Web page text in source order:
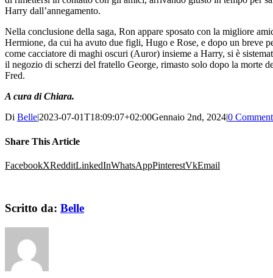
Harry dall’annegamento.
Nella conclusione della saga, Ron appare sposato con la migliore
Hermione, da cui ha avuto due figli, Hugo e Rose, e dopo un breve
come cacciatore di maghi oscuri (Auror) insieme a Harry, si è
il negozio di scherzi del fratello George, rimasto solo dopo la morte
Fred.
A cura di Chiara.
Di Belle|2023-07-01T18:09:07+02:00Gennaio 2nd, 2024|0
Share This Article
FacebookXRedditLinkedInWhatsAppPinterestVkEmail
Scritto da: Belle